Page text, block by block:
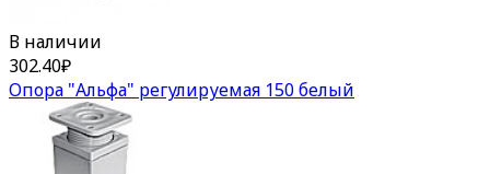
В наличии
302.40₽
Опора "Альфа" регулируемая 150 белый